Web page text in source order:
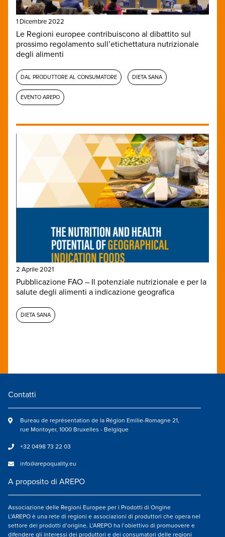
1 Dicembre 2022
Le Regioni europee contribuiscono al dibattito sul
prossimo regolamento sull’etichettatura nutrizionale
degli alimenti
DAL PRODUTTORE AL CONSUMATORE DIETA SANA
EVENTO AREPO
2 Aprile 2021
Pubblicazione FAO – Il potenziale nutrizionale e per la
salute degli alimenti a indicazione geografica
DIETA SANA
Contatti
Bureau de représentation de la Région Emilie-Romagne 21,
rue Montoyer, 1000 Bruxelles - Belgique
+32 0498 73 22 03
info@arepoquality.eu
A proposito di AREPO
Associazione delle Regioni Europee per i Prodotti di Origine
L’AREPO è una rete di regioni e associazioni di produttori che opera nel
settore dei prodotti d’origine. L’AREPO ha l’obiettivo di promuovere e
difendere gli interessi dei produttori e dei consumatori delle regioni